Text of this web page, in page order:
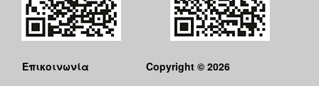
Επικοινωνία
Copyright © 2026